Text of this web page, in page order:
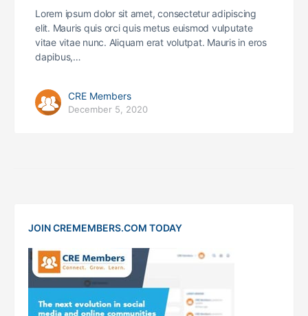
Lorem ipsum dolor sit amet, consectetur adipiscing
elit. Mauris quis orci quis metus euismod vulputate
vitae vitae nunc. Aliquam erat volutpat. Mauris in eros
dapibus,…
CRE Members
December 5, 2020
JOIN CREMEMBERS.COM TODAY